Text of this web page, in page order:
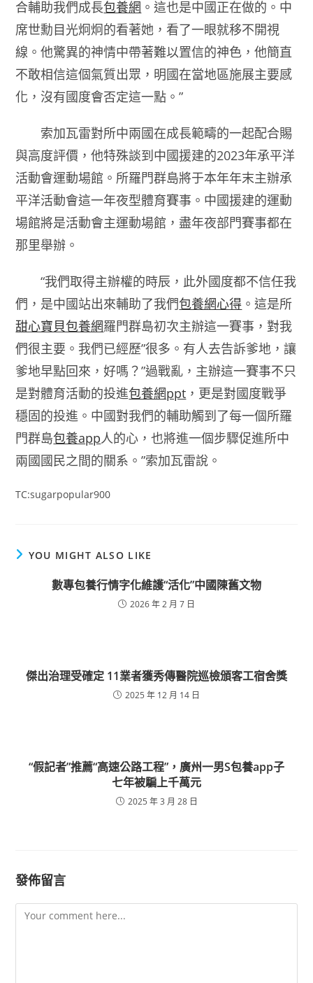
合輔助我們成長包養網 。這也是中國正在做的。中
席世勳目光炯炯的看著她，看了一眼就移不開視
線。他驚異的神情中帶著難以置信的神色，他簡直
不敢相信這個氣質出眾，明國在當地區施展主要感
化，沒有國度會否定這一點。”
索加瓦雷對所中兩國在成長範疇的一起配合賜
與高度評價，他特殊談到中國援建的2023年承平洋
活動會運動場館。所羅門群島將于本年年末主辦承
平洋活動會這一年夜型體育賽事。中國援建的運動
場館將是活動會主運動場館，盡年夜部門賽事都在
那里舉辦。
“我們取得主辦權的時辰，此外國度都不信任我
們，是中國站出來輔助了我們包養網心得 。這是所
甜心寶貝包養網羅門群島初次主辦這一賽事，對我
們很主要。我們已經歷”很多。有人去告訴爹地，讓
爹地早點回來，好嗎？”過戰亂，主辦這一賽事不只
是對體育活動的投進包養網ppt ，更是對國度戰爭
穩固的投進。中國對我們的輔助觸到了每一個所羅
門群島包養app人的心，也將進一個步驟促進所中
兩國國民之間的關系。”索加瓦雷說。
TC:sugarpopular900
YOU MIGHT ALSO LIKE
數專包養行情字化維護“活化”中國陳舊文物
2026 年 2 月 7 日
傑出治理受確定 11業者獲秀傳醫院巡檢頒客工宿舍獎
2025 年 12 月 14 日
“假記者”推薦“高速公路工程”，廣州一男S包養app子
七年被騙上千萬元
2025 年 3 月 28 日
發佈留言
Comment